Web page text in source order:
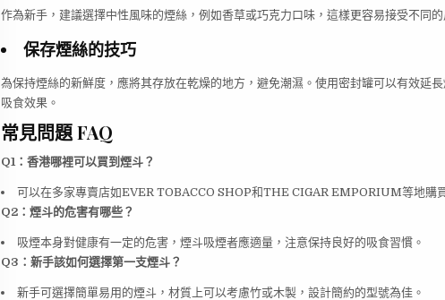
作為新手，建議選擇中性風味的煙絲，例如香草或巧克力口味，這樣更容易接受不同的
保存煙絲的技巧
為保持煙絲的新鮮度，應將其存放在乾燥的地方，避免潮濕。使用密封罐可以有效延
吸食效果。
常見問題 FAQ
Q1：香港哪裡可以買到煙斗？
可以在多家專賣店如EVER TOBACCO SHOP和THE CIGAR EMPORIUM等地購
Q2：煙斗的危害有哪些？
吸煙本身對健康有一定的危害，煙斗吸煙者應適量，注意保持良好的吸食習慣。
Q3：新手該如何選擇第一支煙斗？
新手可選擇簡單易用的煙斗，材質上可以考慮竹或木製，設計簡約的型號為佳。